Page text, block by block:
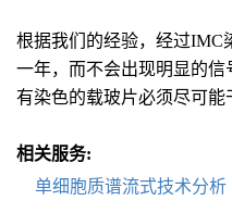
根据我们的经验，经过IMC
一年，而不会出现明显的信
有染色的载玻片必须尽可能
相关服务:
单细胞质谱流式技术分析